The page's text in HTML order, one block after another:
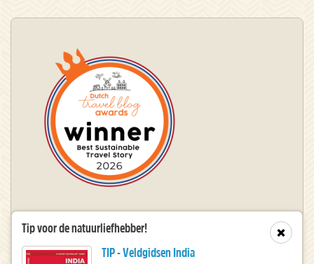
Sluit
Tip voor de natuurliefhebber!
TIP - Veldgidsen India